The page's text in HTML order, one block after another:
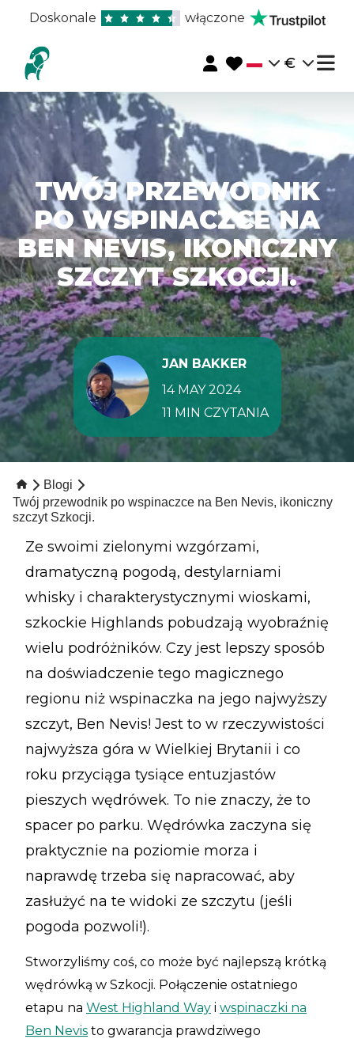
Doskonale włączone
€
TWÓJ PRZEWODNIK
PO WSPINACZCE NA
BEN NEVIS, IKONICZNY
SZCZYT SZKOCJI.
JAN BAKKER
14 MAY 2024
11 MIN CZYTANIA
Blogi
Twój przewodnik po wspinaczce na Ben Nevis, ikoniczny
szczyt Szkocji.
Ze swoimi zielonymi wzgórzami,
dramatyczną pogodą, destylarniami
whisky i charakterystycznymi wioskami,
szkockie Highlands pobudzają wyobraźnię
wielu podróżników. Czy jest lepszy sposób
na doświadczenie tego magicznego
regionu niż wspinaczka na jego najwyższy
szczyt, Ben Nevis! Jest to w rzeczywistości
najwyższa góra w Wielkiej Brytanii i co
roku przyciąga tysiące entuzjastów
pieszych wędrówek. To nie znaczy, że to
spacer po parku. Wędrówka zaczyna się
praktycznie na poziomie morza i
naprawdę trzeba się napracować, aby
zasłużyć na te widoki ze szczytu (jeśli
pogoda pozwoli!).
Stworzyliśmy coś, co może być najlepszą krótką
wędrówką w Szkocji. Połączenie ostatniego
etapu na West Highland Way i wspinaczki na
Ben Nevis to gwarancja prawdziwego